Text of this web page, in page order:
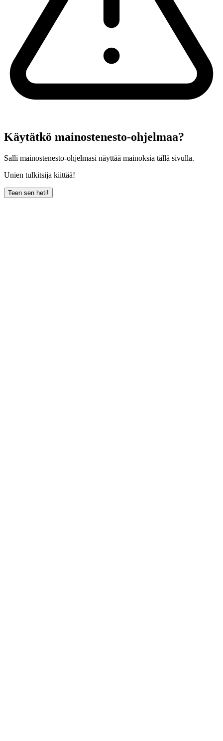
Käytätkö mainostenesto-ohjelmaa?
Salli mainostenesto-ohjelmasi näyttää mainoksia tällä sivulla.
Unien tulkitsija kiittää!
Teen sen heti!